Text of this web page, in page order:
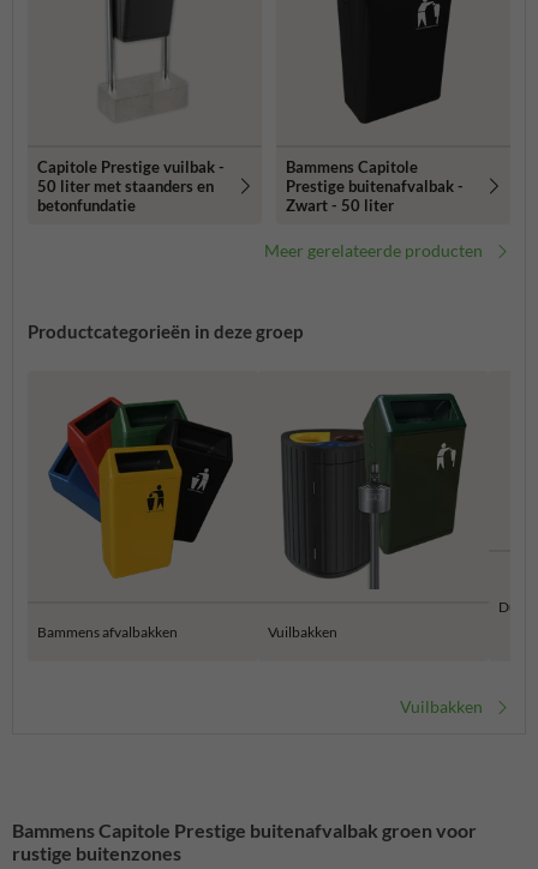
Capitole Prestige vuilbak -
50 liter met staanders en
betonfundatie
Bammens Capitole
Prestige buitenafvalbak -
Zwart - 50 liter
Meer gerelateerde producten
Productcategorieën in deze groep
Bammens afvalbakken Vuilbakken
Vuilbakken
Bammens Capitole Prestige buitenafvalbak groen voor
rustige buitenzones